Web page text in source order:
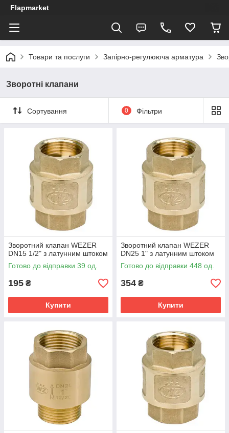
Flapmarket
Товари та послуги Запірно-регулююча арматура
Зворотні клапани
Сортування 0 Фільтри
Зворотний клапан WEZER
DN15 1/2" з латунним штоком
Готово до відправки 39 од.
195 ₴
Купити
Зворотний клапан WEZER
DN25 1" з латунним штоком
Готово до відправки 448 од.
354 ₴
Купити